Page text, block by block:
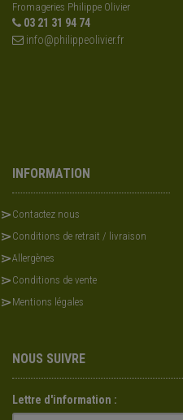
Fromageries Philippe Olivier
03 21 31 94 74
info@philippeolivier.fr
INFORMATION
Contactez nous
Conditions de retrait / livraison
Allergènes
Conditions de vente
Mentions légales
NOUS SUIVRE
Lettre d'information :